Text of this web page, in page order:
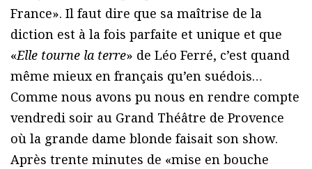
France». Il faut dire que sa maîtrise de la
diction est à la fois parfaite et unique et que
«Elle tourne la terre» de Léo Ferré, c’est quand
même mieux en français qu’en suédois…
Comme nous avons pu nous en rendre compte
vendredi soir au Grand Théâtre de Provence
où la grande dame blonde faisait son show.
Après trente minutes de «mise en bouche